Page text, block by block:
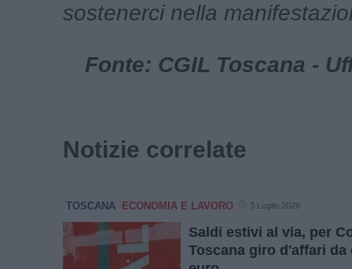
sostenerci nella
Fonte: CGIL Toscana -
Notizie correlate
TOSCANA ECONOMIA E LAVORO 3 Luglio 2026
Saldi estivi al via, per
Toscana giro d'affari